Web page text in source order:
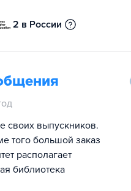
2 в России
своих выпускников.
того большой заказ
располагает
библиотека